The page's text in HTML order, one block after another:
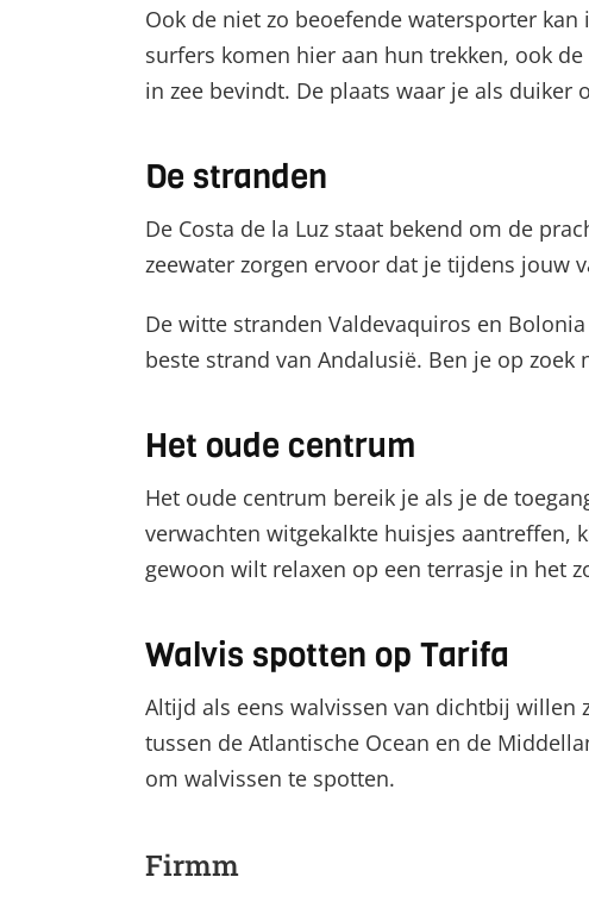
Ook de niet zo beoefende watersporter
surfers komen hier aan hun trekken, ook
in zee bevindt. De plaats waar je als
De stranden
De Costa de la Luz staat bekend om de
zeewater zorgen ervoor dat je tijdens jouw
De witte stranden Valdevaquiros en
beste strand van Andalusië. Ben je op
Het oude centrum
Het oude centrum bereik je als je de
verwachten witgekalkte huisjes aantreffen,
gewoon wilt relaxen op een terrasje in het
Walvis spotten op Tarifa
Altijd als eens walvissen van dichtbij willen
tussen de Atlantische Ocean en de
om walvissen te spotten.
Firmm